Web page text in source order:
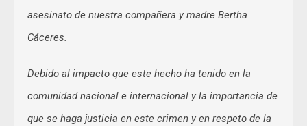
asesinato de nuestra compañera y madre Bertha
Cáceres.
Debido al impacto que este hecho ha tenido en la
comunidad nacional e internacional y la importancia de
que se haga justicia en este crimen y en respeto de la